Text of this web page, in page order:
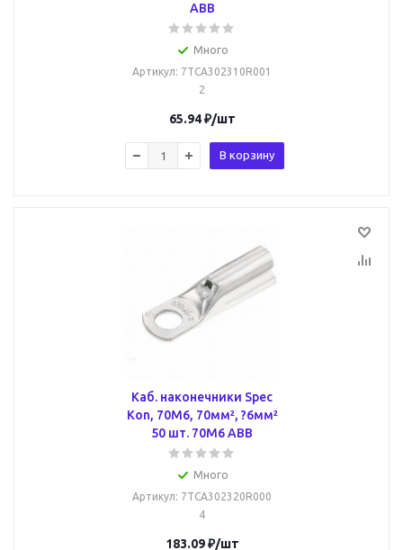
ABB
Много
Артикул: 7TCA302310R001
2
65.94₽/шт
В корзину
Каб. наконечники Spec
Kon, 70M6, 70мм², ?6мм²
50 шт. 70M6 ABB
Много
Артикул: 7TCA302320R000
4
183.09₽/шт